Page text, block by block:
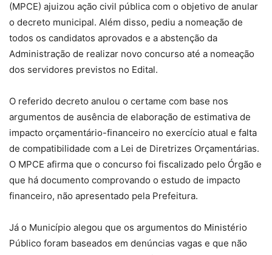
(MPCE) ajuizou ação civil pública com o objetivo de anular
o decreto municipal. Além disso, pediu a nomeação de
todos os candidatos aprovados e a abstenção da
Administração de realizar novo concurso até a nomeação
dos servidores previstos no Edital.
O referido decreto anulou o certame com base nos
argumentos de ausência de elaboração de estimativa de
impacto orçamentário-financeiro no exercício atual e falta
de compatibilidade com a Lei de Diretrizes Orçamentárias.
O MPCE afirma que o concurso foi fiscalizado pelo Órgão e
que há documento comprovando o estudo de impacto
financeiro, não apresentado pela Prefeitura.
Já o Município alegou que os argumentos do Ministério
Público foram baseados em denúncias vagas e que não